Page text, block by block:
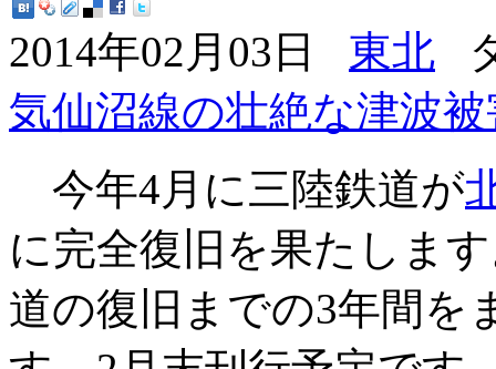
2014年02月03日 東北
気仙沼線の壮絶な津波被
今年4月に三陸鉄道が
に完全復旧を果たしま
道の復旧までの3年間を